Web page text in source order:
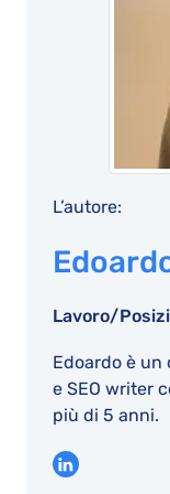
L’autore:
Lavoro/
Edoardo è
e SEO writer
più di 5 anni.